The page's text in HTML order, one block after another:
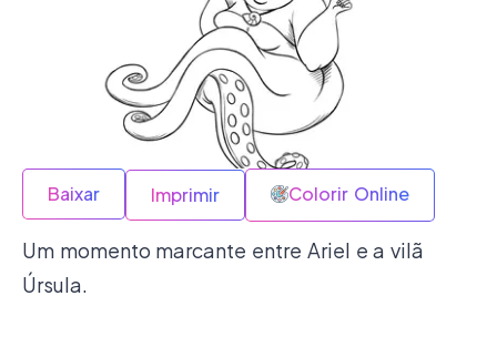
Baixar Imprimir Colorir Online
Um momento marcante entre Ariel e a vilã
Úrsula.